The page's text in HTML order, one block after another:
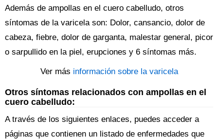
Además de ampollas en el cuero cabelludo, otros
síntomas de la varicela son: Dolor, cansancio, dolor de
cabeza, fiebre, dolor de garganta, malestar general, picor
o sarpullido en la piel, erupciones y 6 síntomas más.
Ver más información sobre la varicela
Otros síntomas relacionados con ampollas en el
cuero cabelludo:
A través de los siguientes enlaces, puedes acceder a
páginas que contienen un listado de enfermedades que